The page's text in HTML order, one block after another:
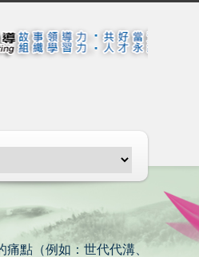
點（例如：世代代溝、